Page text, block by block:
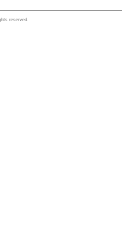
reserved.